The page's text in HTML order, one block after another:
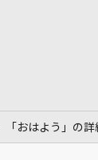
「おはよう」の詳